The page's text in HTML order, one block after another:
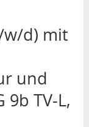
w/d) mit
und
9b TV-L,